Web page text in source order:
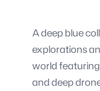
A deep blue
explorations
world
and deep